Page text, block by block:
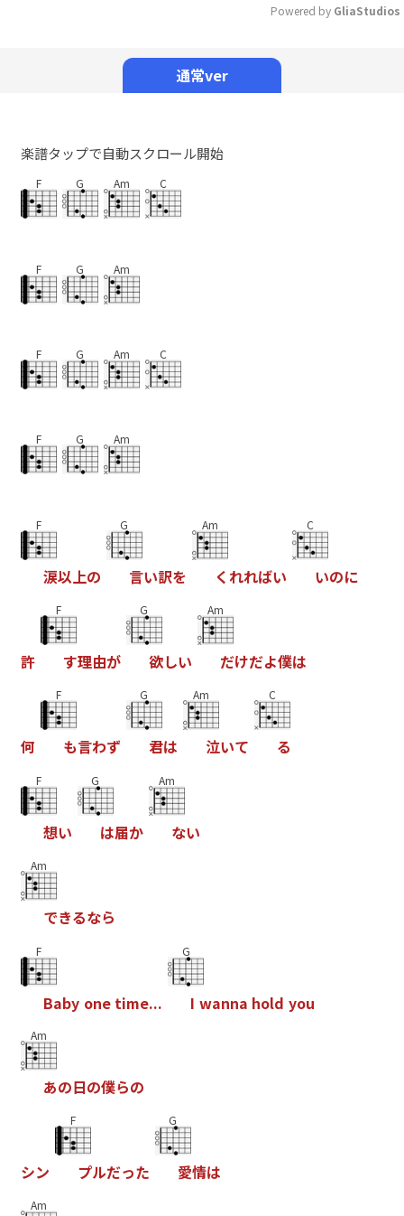
Powered by GliaStudios
通常ver
楽譜タップで自動スクロール開始
F G Am C
F G Am
F G Am C
F G Am
F
涙以 上の
G
言い訳を
Am
く れればい
C
いのに
許
F
す理由が
G
欲しい
Am
だけだよ僕は
何
F
も言わず
G
君は
Am
泣いて
C
る
F
想い
G
は届か
Am
ない
Am
できるなら
F
Baby one time...
G
I wanna hold you
Am
あの日の僕らの
シン
F
プルだった
G
愛情は
Am